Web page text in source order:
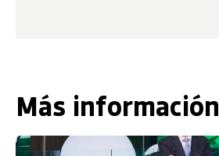
Más información